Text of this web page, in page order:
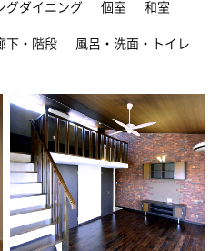
グダイニング 個室 和室
下・階段 風呂・洗面・トイレ